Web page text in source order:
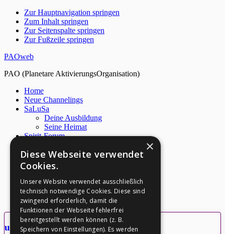
Zur Hauptnavigation springen
Zum Inhalt springen
Zur Seitenspalte springen
Zur Fußzeile springen
PAOweb
PAO (Planetare AktivierungsOrganisation)
Home
Neue Channelings
SaLuSa
Deine Ausbildung
Seine Heimat
Spirit-Forum
Netzwerk
Über PAO
Archiv
M. Quinsey
S. Nidle
Kontakt
update2008_08_26
×
Diese Webseite verwendet
Cookies.
Unsere Website verwendet ausschließlich
technisch notwendige Cookies. Diese sind
zwingend erforderlich, damit die
Funktionen der Webseite fehlerfrei
bereitgestellt werden können (z. B.
Speichern von Einstellungen). Es werden